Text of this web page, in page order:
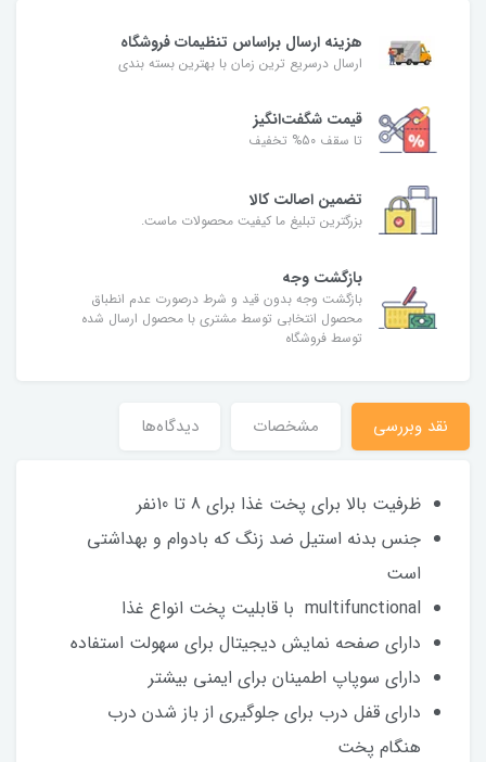
هزینه ارسال براساس تنظیمات فروشگاه
ارسال درسریع ترین زمان با بهترین بسته بندی
قیمت شگفت‌انگیز
تا سقف 50% تخفیف
تضمین اصالت کالا
بزرگترین تبلیغ ما کیفیت محصولات ماست.
بازگشت وجه
بازگشت وجه بدون قید و شرط درصورت عدم انطباق
محصول انتخابی توسط مشتری با محصول ارسال شده
توسط فروشگاه
نقد وبررسی مشخصات دیدگاه‌ها
ظرفیت بالا برای پخت غذا برای 8 تا 10نفر
جنس بدنه استیل ضد زنگ که بادوام و بهداشتی
است
multifunctional با قابلیت پخت انواع غذا
دارای صفحه نمایش دیجیتال برای سهولت استفاده
دارای سوپاپ اطمینان برای ایمنی بیشتر
دارای قفل درب برای جلوگیری از باز شدن درب
هنگام پخت